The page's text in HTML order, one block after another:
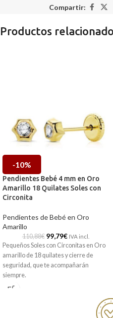
Compartir:
Productos
-10%
Pendientes Bebé 4 mm en Oro
Amarillo 18 Quilates Soles con
Circonita
Pendientes de Bebé en Oro
Amarillo
110,88€ 99,79€ IVA incl.
Pequeños Soles con Circonitas en Oro
amarillo de 18 quilates y cierre de
seguridad, que te acompañarán
siempre.